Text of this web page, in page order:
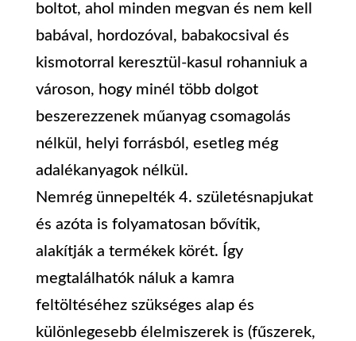
boltot, ahol minden megvan és nem kell
babával, hordozóval, babakocsival és
kismotorral keresztül-kasul rohanniuk a
városon, hogy minél több dolgot
beszerezzenek műanyag csomagolás
nélkül, helyi forrásból, esetleg még
adalékanyagok nélkül.
Nemrég ünnepelték 4. születésnapjukat
és azóta is folyamatosan bővítik,
alakítják a termékek körét. Így
megtalálhatók náluk a kamra
feltöltéséhez szükséges alap és
különlegesebb élelmiszerek is (fűszerek,